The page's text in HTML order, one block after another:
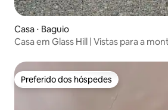
Casa ⋅ Baguio
Casa em Glass Hill | Vistas para a
Preferido dos hóspedes
Preferido dos hóspedes